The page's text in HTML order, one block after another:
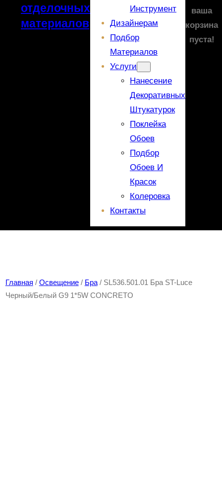
отделочных
материалов
Инструмент
Дизайнерам
Подбор
Материалов
Услуги
Нанесение
Декоративных
Штукатурок
Поклейка
Обоев
Подбор
Обоев И
Красок
Колеровка
Контакты
ваша
корзина
пуста!
Главная / Освещение/ Бра/ SL536.501.01 Бра ST-Luce
Черный/Белый G9 1*5W CONCRETO